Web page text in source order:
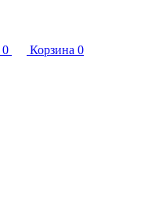
0 Корзина 0